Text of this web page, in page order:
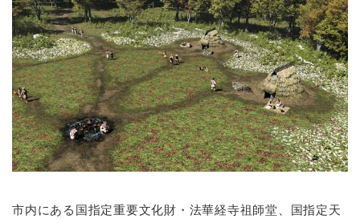
市内にある国指定重要文化財・法華経寺祖師堂、国指定天